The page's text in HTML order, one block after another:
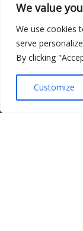
We value
We use cookies
serve
By clicking
Customize
DEIXE
Seu endereço
necessários
Comentário
We use
experience on
will